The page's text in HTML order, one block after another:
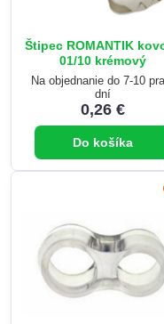
Štipec ROMANTIK
01/10 krémový
Na objednanie do 7-10
dní
0,26 €
Do košíka